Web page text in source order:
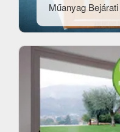
Műanyag